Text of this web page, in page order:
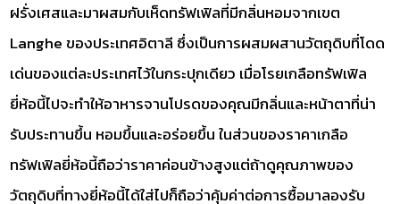
ฝรั่งเศสและมาผสมกับเห็ดทรัฟเฟิลที่มีกลิ่นหอมจากเขต
Langhe ของประเทศอิตาลี ซึ่งเป็นการผสมผสานวัตถุดิบที่โดด
เด่นของแต่ละประเทศไว้ในกระปุกเดียว เมื่อโรยเกลือทรัฟเฟิล
ยี่ห้อนี้ไปจะทำให้อาหารจานโปรดของคุณมีกลิ่นและหน้าตาที่น่า
รับประทานขึ้น หอมขึ้นและอร่อยขึ้น ในส่วนของราคาเกลือ
ทรัฟเฟิลยี่ห้อนี้ถือว่าราคาค่อนข้างสูงแต่ถ้าดูคุณภาพของ
วัตถุดิบที่ทางยี่ห้อนี้ได้ใส่ไปก็ถือว่าคุ้มค่าต่อการซื้อมาลองรับ